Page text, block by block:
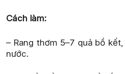
Cách làm:
– Rang thơm 5–7 quả bồ
nước.